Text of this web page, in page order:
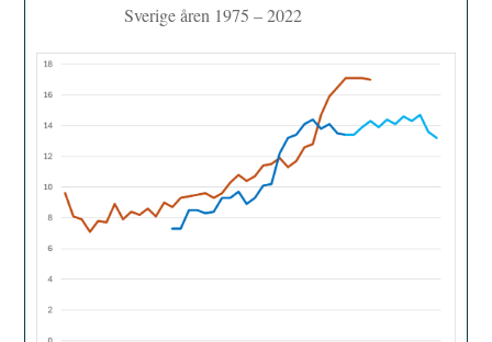
Sverige åren 1975 – 2022